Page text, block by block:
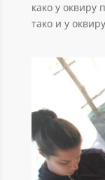
како у оквиру
тако и у